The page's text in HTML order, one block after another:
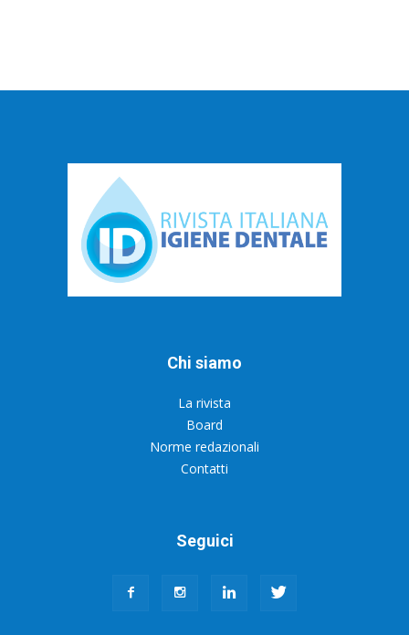
Chi siamo
La rivista
Board
Norme redazionali
Contatti
Seguici